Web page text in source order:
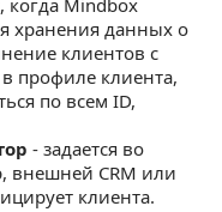
когда Mindbox
хранения данных о
клиентов с
профиле клиента,
по всем ID,
- задается во
внешней CRM или
клиента.